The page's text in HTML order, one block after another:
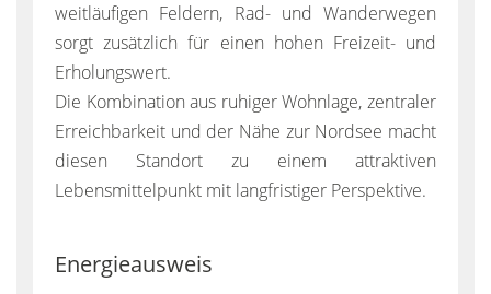
weitläufigen Feldern, Rad- und Wanderwegen
sorgt zusätzlich für einen hohen Freizeit- und
Erholungswert.
Die Kombination aus ruhiger Wohnlage, zentraler
Erreichbarkeit und der Nähe zur Nordsee macht
diesen Standort zu einem attraktiven
Lebensmittelpunkt mit langfristiger Perspektive.
Energieausweis